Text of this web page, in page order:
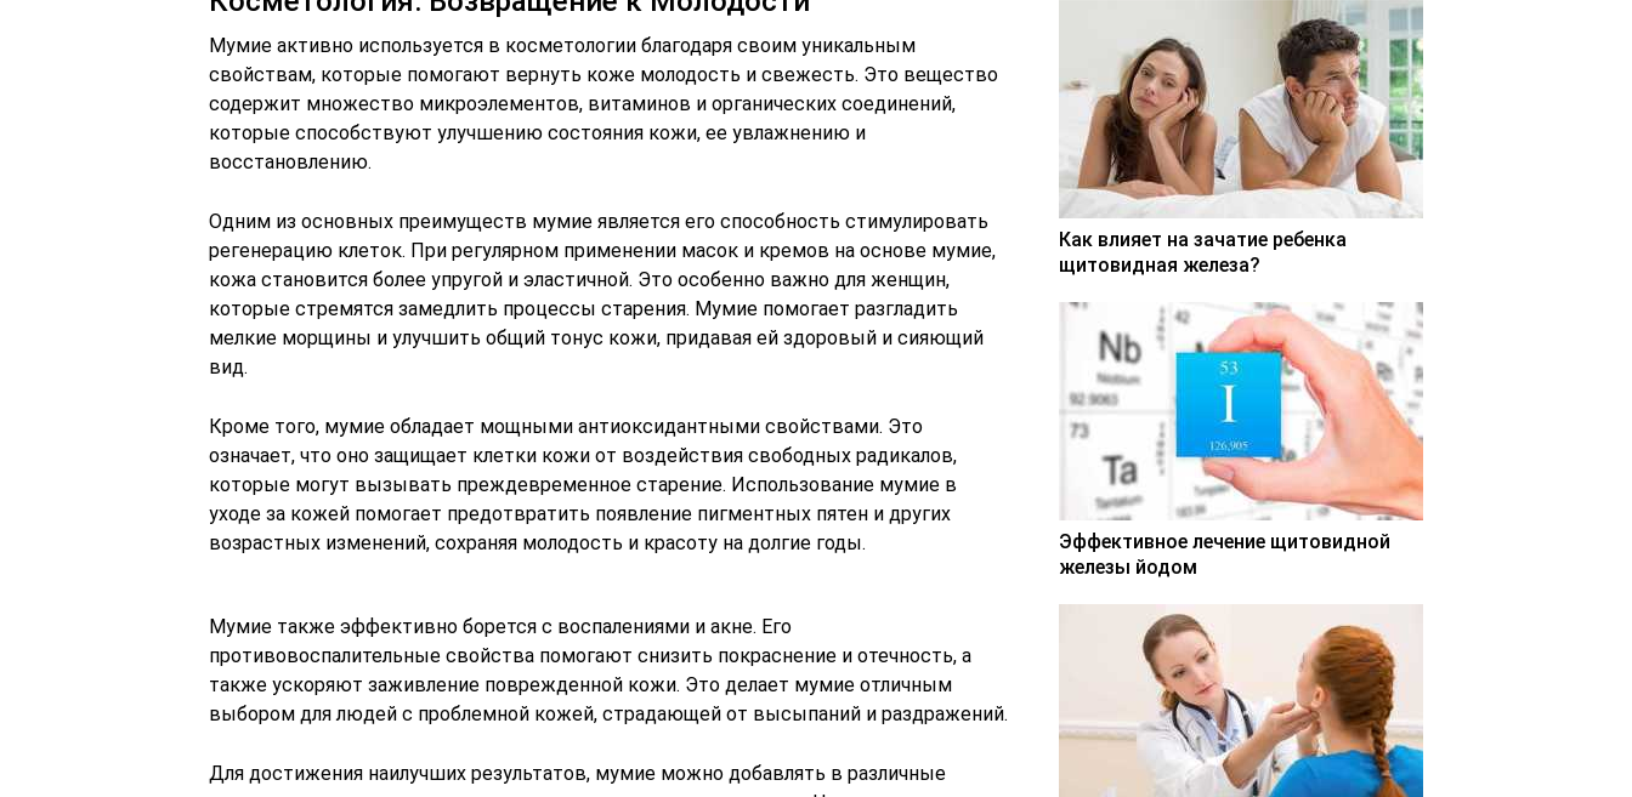
Мумие активно используется в косметологии благодаря своим уникальным
свойствам, которые помогают вернуть коже молодость и свежесть. Это вещество
содержит множество микроэлементов, витаминов и органических соединений,
которые способствуют улучшению состояния кожи, ее увлажнению и
восстановлению.
Одним из основных преимуществ мумие является его способность стимулировать
регенерацию клеток. При регулярном применении масок и кремов на основе мумие,
кожа становится более упругой и эластичной. Это особенно важно для женщин,
которые стремятся замедлить процессы старения. Мумие помогает разгладить
мелкие морщины и улучшить общий тонус кожи, придавая ей здоровый и сияющий
вид.
Кроме того, мумие обладает мощными антиоксидантными свойствами. Это
означает, что оно защищает клетки кожи от воздействия свободных радикалов,
которые могут вызывать преждевременное старение. Использование мумие в
уходе за кожей помогает предотвратить появление пигментных пятен и других
возрастных изменений, сохраняя молодость и красоту на долгие годы.
Мумие также эффективно борется с воспалениями и акне. Его
противовоспалительные свойства помогают снизить покраснение и отечность, а
также ускоряют заживление поврежденной кожи. Это делает мумие отличным
выбором для людей с проблемной кожей, страдающей от высыпаний и раздражений.
Для достижения наилучших результатов, мумие можно добавлять в различные
Как влияет на зачатие ребенка
щитовидная железа?
Эффективное лечение щитовидной
железы йодом